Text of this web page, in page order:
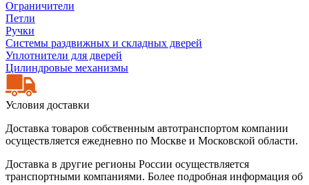
Ограничители
Петли
Ручки
Системы раздвижных и складных дверей
Уплотнители для дверей
Цилиндровые механизмы
Условия доставки
Доставка товаров собственным автотранспортом компании
осуществляется ежедневно по Москве и Московской области.
Доставка в другие регионы России осуществляется
транспортными компаниями. Более подробная информация об